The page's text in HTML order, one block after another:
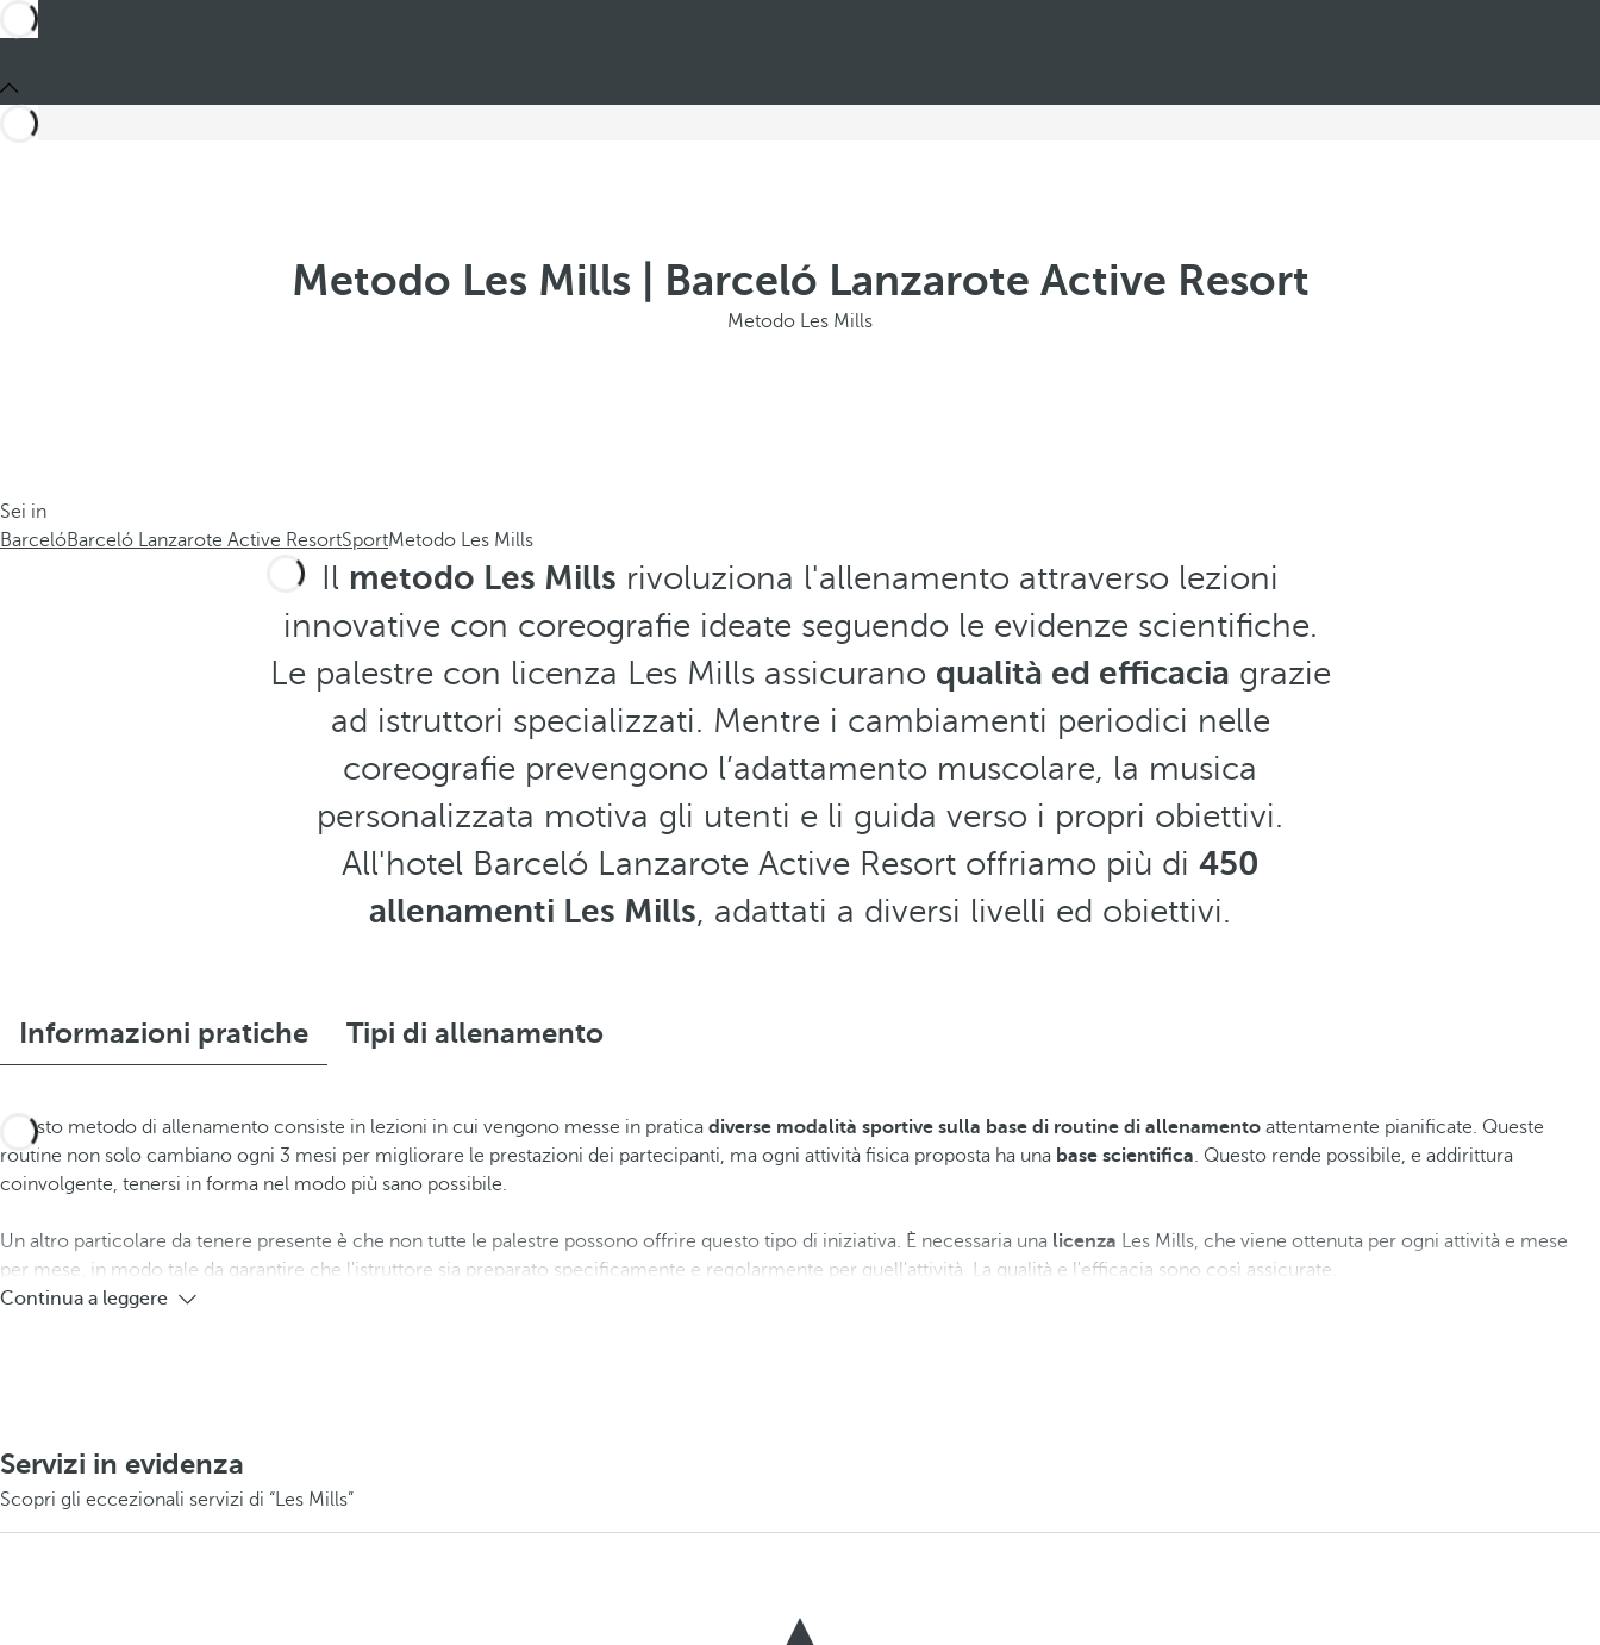
Metodo Les Mills | Barceló Lanzarote Active Resort
Metodo Les Mills
Sei in
BarcelóBarceló Lanzarote Active ResortSportMetodo Les Mills
Il metodo Les Mills rivoluziona l'allenamento attraverso lezioni
innovative con coreografie ideate seguendo le evidenze scientifiche.
Le palestre con licenza Les Mills assicurano qualità ed efficacia grazie
ad istruttori specializzati. Mentre i cambiamenti periodici nelle
coreografie prevengono l’adattamento muscolare, la musica
personalizzata motiva gli utenti e li guida verso i propri obiettivi.
All'hotel Barceló Lanzarote Active Resort offriamo più di 450
allenamenti Les Mills, adattati a diversi livelli ed obiettivi.
Informazioni pratiche Tipi di allenamento
Questo metodo di allenamento consiste in lezioni in cui vengono messe in pratica diverse modalità sportive sulla base di routine di allenamento attentamente pianificate. Queste
routine non solo cambiano ogni 3 mesi per migliorare le prestazioni dei partecipanti, ma ogni attività fisica proposta ha una base scientifica. Questo rende possibile, e addirittura
coinvolgente, tenersi in forma nel modo più sano possibile.
Un altro particolare da tenere presente è che non tutte le palestre possono offrire questo tipo di iniziativa. È necessaria una licenza Les Mills, che viene ottenuta per ogni attività e mese
per mese, in modo tale da garantire che l'istruttore sia preparato specificamente e regolarmente per quell'attività. La qualità e l'efficacia sono così assicurate.
Continua a leggere
Servizi in evidenza
Scopri gli eccezionali servizi di “Les Mills”